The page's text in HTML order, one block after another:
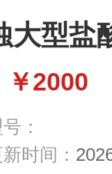
大型盐
￥2000
：
时间：